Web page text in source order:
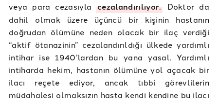
veya para cezasıylacezalandırılıyor.Doktor da
dahil olmak üzere üçüncü bir kişinin hastanın
doğrudan ölümüne neden olacak bir ilaç verdiği
“aktif ötanazinin” cezalandırıldığı ülkede yardımlı
intihar ise 1940’lardan bu yana yasal. Yardımlı
intiharda hekim, hastanın ölümüne yol açacak bir
ilacı reçete ediyor, ancak tıbbi görevlilerin
müdahalesi olmaksızın hasta kendi kendine bu ilacı